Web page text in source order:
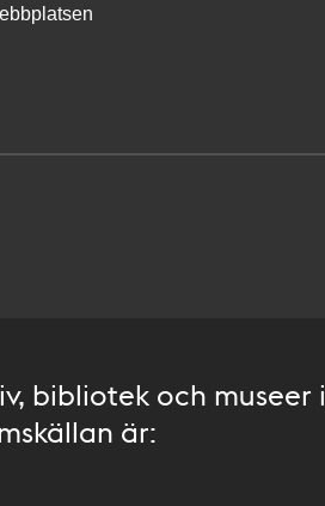
bibliotek och museer i
är: